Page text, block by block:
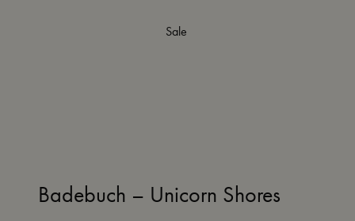
Sale
Badebuch – Unicorn Shores